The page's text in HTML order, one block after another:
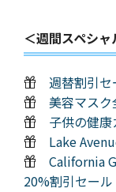
＜週間スペシャ
週替割引セ
美容マス
子供の健
Lake
California
20%割引セール